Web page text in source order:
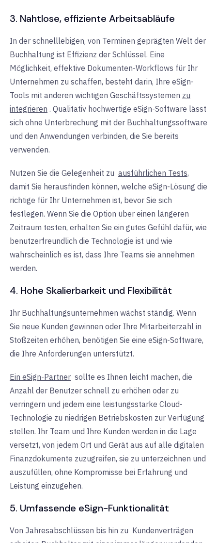
3. Nahtlose, effiziente Arbeitsabläufe
In der schnelllebigen, von Terminen geprägten Welt der
Buchhaltung ist Effizienz der Schlüssel. Eine
Möglichkeit, effektive Dokumenten-Workflows für Ihr
Unternehmen zu schaffen, besteht darin, Ihre eSign-
Tools mit anderen wichtigen Geschäftssystemen zu
integrieren . Qualitativ hochwertige eSign-Software lässt
sich ohne Unterbrechung mit der Buchhaltungssoftware
und den Anwendungen verbinden, die Sie bereits
verwenden.
Nutzen Sie die Gelegenheit zu ausführlichen Tests,
damit Sie herausfinden können, welche eSign-Lösung die
richtige für Ihr Unternehmen ist, bevor Sie sich
festlegen. Wenn Sie die Option über einen längeren
Zeitraum testen, erhalten Sie ein gutes Gefühl dafür, wie
benutzerfreundlich die Technologie ist und wie
wahrscheinlich es ist, dass Ihre Teams sie annehmen
werden.
4. Hohe Skalierbarkeit und Flexibilität
Ihr Buchhaltungsunternehmen wächst ständig. Wenn
Sie neue Kunden gewinnen oder Ihre Mitarbeiterzahl in
Stoßzeiten erhöhen, benötigen Sie eine eSign-Software,
die Ihre Anforderungen unterstützt.
Ein eSign-Partner sollte es Ihnen leicht machen, die
Anzahl der Benutzer schnell zu erhöhen oder zu
verringern und jedem eine leistungsstarke Cloud-
Technologie zu niedrigen Betriebskosten zur Verfügung
stellen. Ihr Team und Ihre Kunden werden in die Lage
versetzt, von jedem Ort und Gerät aus auf alle digitalen
Finanzdokumente zuzugreifen, sie zu unterzeichnen und
auszufüllen, ohne Kompromisse bei Erfahrung und
Leistung einzugehen.
5. Umfassende eSign-Funktionalität
Von Jahresabschlüssen bis hin zu Kundenverträgen